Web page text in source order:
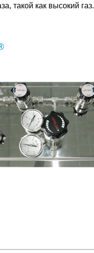
такой как высокий газ.